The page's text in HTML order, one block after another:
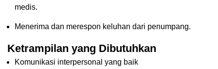
medis.
Menerima dan merespon keluhan dari penumpang.
Ketrampilan yang Dibutuhkan
Komunikasi interpersonal yang baik